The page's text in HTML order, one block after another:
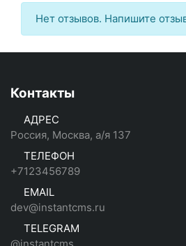
Нет отзывов. Напишите
Контакты
АДРЕС
Россия, Москва, а/я 137
ТЕЛЕФОН
+7123456789
EMAIL
dev@instantcms.ru
TELEGRAM